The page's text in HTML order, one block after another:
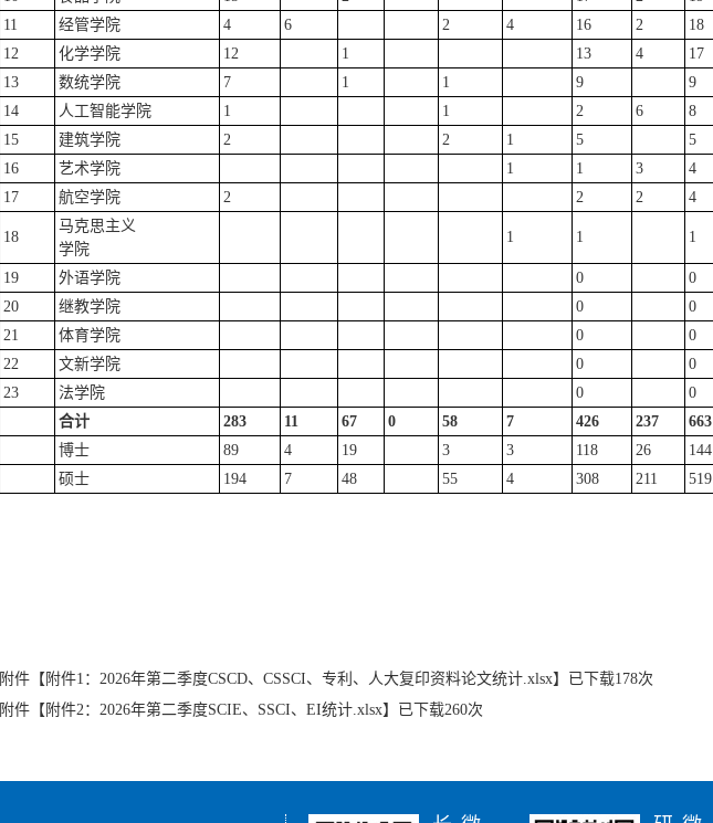
11
经管学院 4 6 2 4 16 2
18
12
化学学院 12 1 13 4
17
13
数统学院 7 1 1 9
9
14
人工智能学院 1 1 2 6
8
15
建筑学院 2 2 1 5
5
16
艺术学院 1 1 3
4
17
航空学院 2 2 2 4
18
马克思主义
学院
1 1 1
19 外语学院 0
0
20
继教学院 0
0
21
体育学院 0
0
22
文新学院 0
0
23
法学院 0
0
合计
283 11 67 0 58 7 426 237
663
博士
89 4 19 3 3 118 26
144
硕士
194 7 48 55 4 308 211 519
附件【 附件1：2026年第二季度CSCD、CSSCI、专利、人大复印资料论文统计.xlsx】已下载178次
附件【 附件2：2026年第二季度SCIE、SSCI、EI统计.xlsx】已下载260次